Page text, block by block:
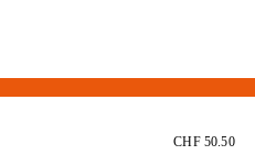
CHF 50.50